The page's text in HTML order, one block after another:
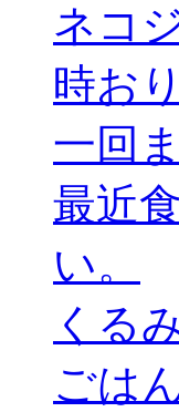
ネコ
時お
一回
最近
い。
くる
ごは